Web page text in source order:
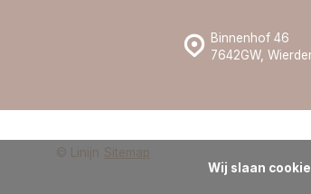
Binnenhof 46
7642GW,
© Linijn Sitemap
Wij slaan